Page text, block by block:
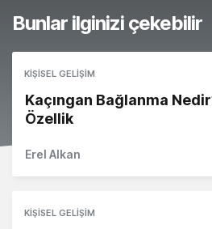
Bunlar ilginizi çekebilir
KIŞISEL GELIŞIM
Kaçıngan Bağlanma
Özellik
Erel Alkan
KIŞISEL GELIŞIM